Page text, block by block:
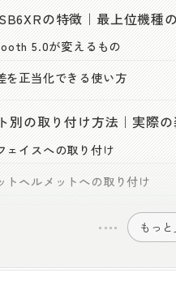
の特徴｜最上位機種
5.0が変えるもの
を正当化できる使い方
別の取り付け方法｜実際
ェイスへの取り付け
トヘルメットへの取り付け
もっ